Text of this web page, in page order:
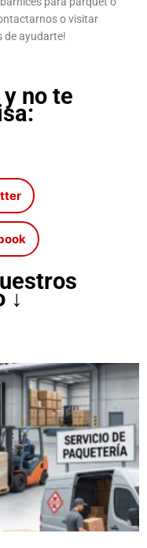
o visitar
de ayudarte!
no te
↓